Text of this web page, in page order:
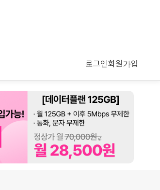
로그인회원가입